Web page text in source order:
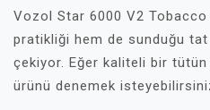
Vozol Star 6000 V2
pratikliği hem de sunduğu
çekiyor. Eğer kaliteli bir tütün
ürünü denemek